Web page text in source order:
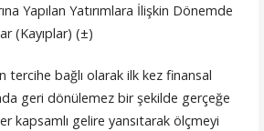
Yapılan Yatırımlara İlişkin Dönemde
(Kayıplar) (±)
tercihe bağlı olarak ilk kez finansal
geri dönülemez bir şekilde gerçeğe
kapsamlı gelire yansıtarak ölçmeyi